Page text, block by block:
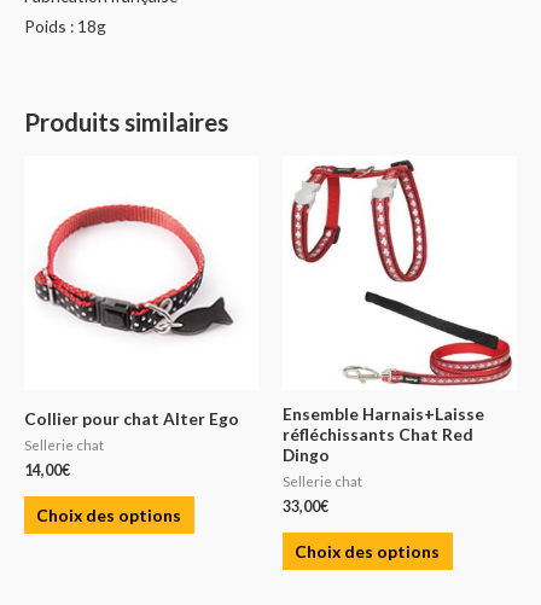
Poids : 18g
Produits similaires
Collier pour chat Alter Ego
Sellerie chat
14,00€
Choix des options
Ensemble Harnais+Laisse
réfléchissants Chat Red
Dingo
Sellerie chat
33,00€
Choix des options